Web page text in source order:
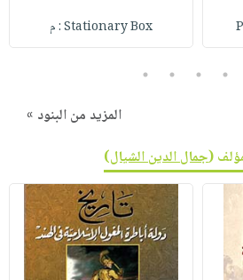
Stationary Box : م
2
3
4
5
المزيد من البنود »
(جمال الدين الشيال)